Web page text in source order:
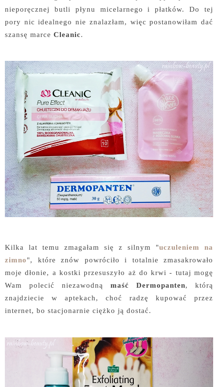
nieporęcznej butli płynu micelarnego i płatków. Do tej
pory nic idealnego nie znalazłam, więc postanowiłam dać
szansę marce Cleanic.
Kilka lat temu zmagałam się z silnym "uczuleniem na
zimno", które znów powróciło i totalnie zmasakrowało
moje dłonie, a kostki przesuszyło aż do krwi - tutaj mogę
Wam polecić niezawodną maść Dermopanten, którą
znajdziecie w aptekach, choć radzę kupować przez
internet, bo stacjonarnie ciężko ją dostać.